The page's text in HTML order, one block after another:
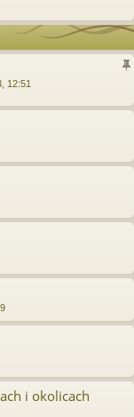
12:51
i okolicach